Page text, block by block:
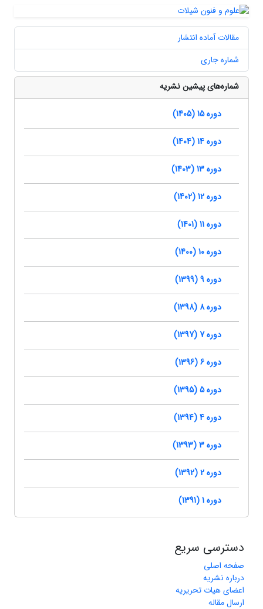
مقالات آماده انتشار
شماره جاری
شماره‌های پیشین نشریه
دوره 15 (1405)
دوره 14 (1404)
دوره 13 (1403)
دوره 12 (1402)
دوره 11 (1401)
دوره 10 (1400)
دوره 9 (1399)
دوره 8 (1398)
دوره 7 (1397)
دوره 6 (1396)
دوره 5 (1395)
دوره 4 (1394)
دوره 3 (1393)
دوره 2 (1392)
دوره 1 (1391)
دسترسی سریع
صفحه اصلی
درباره نشریه
اعضای هیات تحریریه
ارسال مقاله